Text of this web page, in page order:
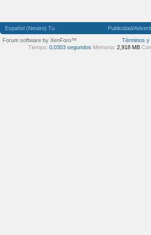
Español (Neutro) Tu Publicidad/
Términos y
Forum software by XenForo™
Tiempo: 0,0303 segundos Memoria: 2,918 MB